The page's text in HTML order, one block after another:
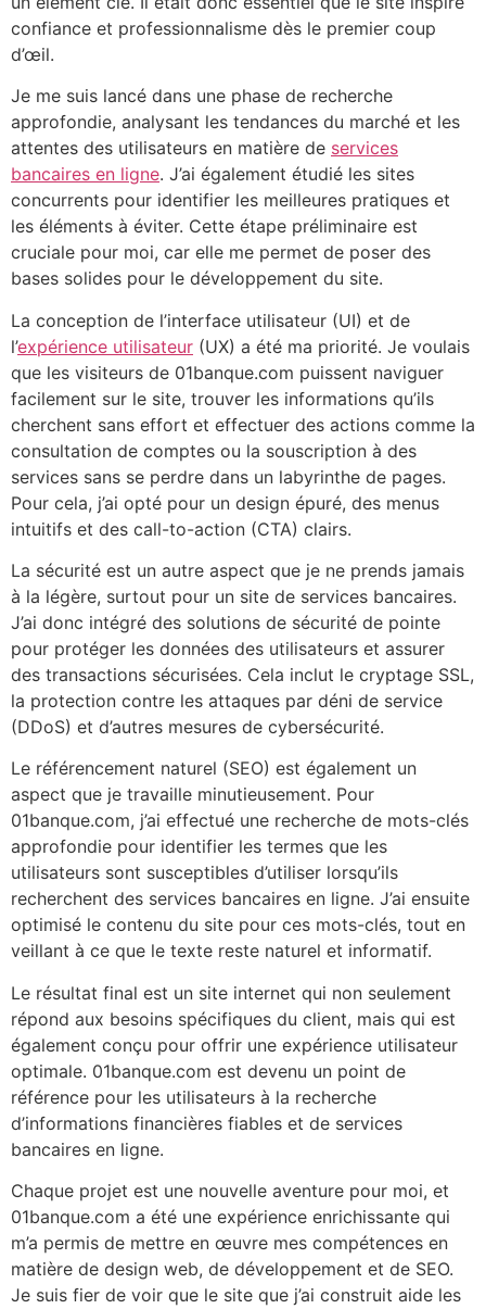
confiance et professionnalisme dès le premier coup
d’œil.
Je me suis lancé dans une phase de recherche
approfondie, analysant les tendances du marché et les
attentes des utilisateurs en matière de services
bancaires en ligne. J’ai également étudié les sites
concurrents pour identifier les meilleures pratiques et
les éléments à éviter. Cette étape préliminaire est
cruciale pour moi, car elle me permet de poser des
bases solides pour le développement du site.
La conception de l’interface utilisateur (UI) et de
l’expérience utilisateur (UX) a été ma priorité. Je voulais
que les visiteurs de 01banque.com puissent naviguer
facilement sur le site, trouver les informations qu’ils
cherchent sans effort et effectuer des actions comme la
consultation de comptes ou la souscription à des
services sans se perdre dans un labyrinthe de pages.
Pour cela, j’ai opté pour un design épuré, des menus
intuitifs et des call-to-action (CTA) clairs.
La sécurité est un autre aspect que je ne prends jamais
à la légère, surtout pour un site de services bancaires.
J’ai donc intégré des solutions de sécurité de pointe
pour protéger les données des utilisateurs et assurer
des transactions sécurisées. Cela inclut le cryptage SSL,
la protection contre les attaques par déni de service
(DDoS) et d’autres mesures de cybersécurité.
Le référencement naturel (SEO) est également un
aspect que je travaille minutieusement. Pour
01banque.com, j’ai effectué une recherche de mots-clés
approfondie pour identifier les termes que les
utilisateurs sont susceptibles d’utiliser lorsqu’ils
recherchent des services bancaires en ligne. J’ai ensuite
optimisé le contenu du site pour ces mots-clés, tout en
veillant à ce que le texte reste naturel et informatif.
Le résultat final est un site internet qui non seulement
répond aux besoins spécifiques du client, mais qui est
également conçu pour offrir une expérience utilisateur
optimale. 01banque.com est devenu un point de
référence pour les utilisateurs à la recherche
d’informations financières fiables et de services
bancaires en ligne.
Chaque projet est une nouvelle aventure pour moi, et
01banque.com a été une expérience enrichissante qui
m’a permis de mettre en œuvre mes compétences en
matière de design web, de développement et de SEO.
Je suis fier de voir que le site que j’ai construit aide les